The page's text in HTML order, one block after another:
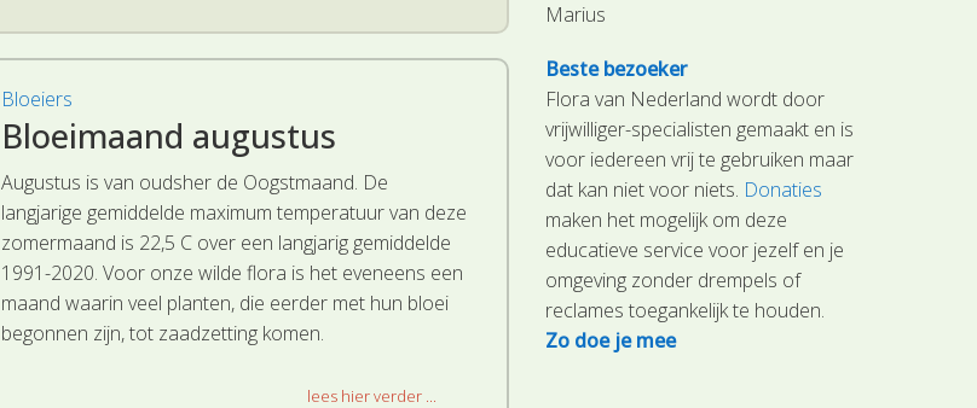
Bloeiers
Bloeimaand augustus
Augustus is van oudsher de Oogstmaand. De
langjarige gemiddelde maximum temperatuur van deze
zomermaand is 22,5 C over een langjarig gemiddelde
1991-2020. Voor onze wilde flora is het eveneens een
maand waarin veel planten, die eerder met hun bloei
begonnen zijn, tot zaadzetting komen.
lees hier verder ...
Marius
Beste bezoeker
Flora van Nederland wordt door
vrijwilliger-specialisten gemaakt en is
voor iedereen vrij te gebruiken maar
dat kan niet voor niets. Donaties
maken het mogelijk om deze
educatieve service voor jezelf en je
omgeving zonder drempels of
reclames toegankelijk te houden.
Zo doe je mee